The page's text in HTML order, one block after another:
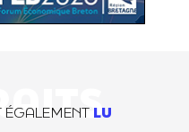
ÉGALEMENT LU